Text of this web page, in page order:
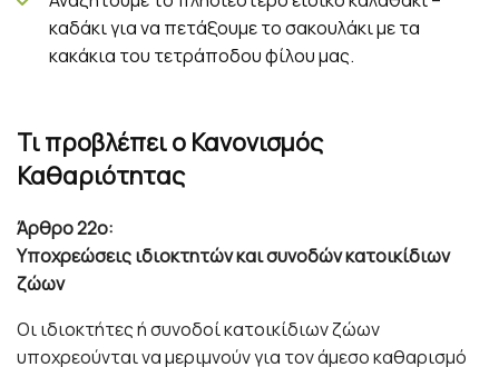
καδάκι για να πετάξουμε το σακουλάκι με τα
κακάκια του τετράποδου φίλου μας.
Τι προβλέπει ο Κανονισμός
Καθαριότητας
Άρθρο 22o:
Υποχρεώσεις ιδιοκτητών και συνοδών κατοικίδιων
ζώων
Οι ιδιοκτήτες ή συνοδοί κατοικίδιων ζώων
υποχρεούνται να μεριμνούν για τον άμεσο καθαρισμό